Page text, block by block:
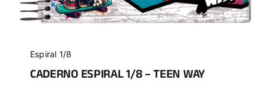
Espiral 1/8
CADERNO ESPIRAL 1/8 – TEEN WAY